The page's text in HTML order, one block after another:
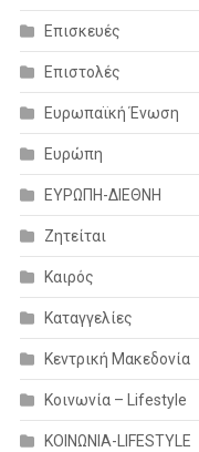
Επισκευές
Επιστολές
Ευρωπαϊκή Ένωση
Ευρώπη
ΕΥΡΩΠΗ-ΔΙΕΘΝΗ
Ζητείται
Καιρός
Καταγγελίες
Κεντρική Μακεδονία
Κοινωνία – Lifestyle
ΚΟΙΝΩΝΙΑ-LIFESTYLE